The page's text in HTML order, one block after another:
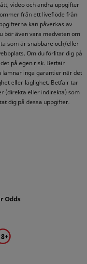
video och andra uppgifter
från ett liveflöde från
kan påverkas av
även vara medveten om
som är snabbare och/eller
Om du förlitar dig på
på egen risk. Betfair
inga garantier när det
eller läglighet. Betfair tar
(direkta eller indirekta) som
dig på dessa uppgifter.
Odds